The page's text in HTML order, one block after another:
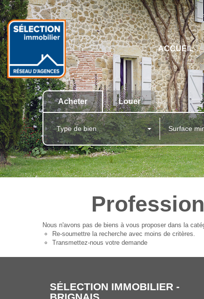
ACCUEIL
Acheter Louer
Type de bien
Nous n'avons pas de biens à vous proposer dans la
Re-soumettre la recherche avec moins de critères.
Transmettez-nous votre demande
SÉLECTION IMMOBILIER -